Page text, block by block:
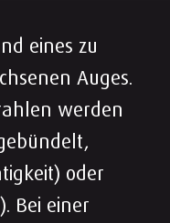
eines zu
Auges.
werden
oder
Bei einer